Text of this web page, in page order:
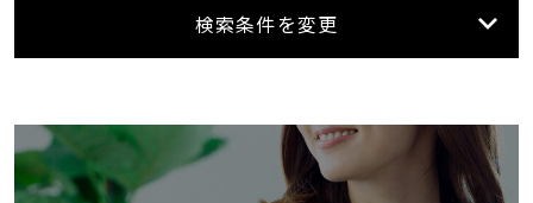
検索条件を変更